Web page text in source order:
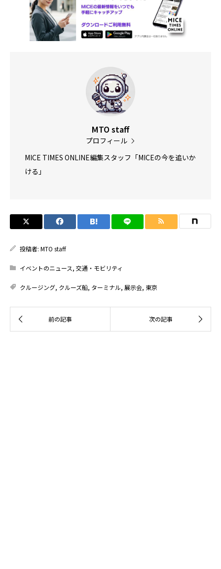
MTO staff
プロフィール
MICE TIMES ONLINE編集スタッフ「MICEの今を追いか
ける」
投稿者: MTO staff
イベントのニュース, 交通・モビリティ
クルージング, クルーズ船, ターミナル, 展示会, 東京